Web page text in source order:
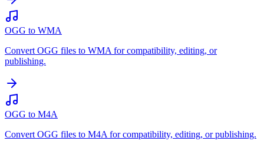
OGG to WMA
Convert OGG files to WMA for compatibility, editing, or
publishing.
OGG to M4A
Convert OGG files to M4A for compatibility, editing, or publishing.